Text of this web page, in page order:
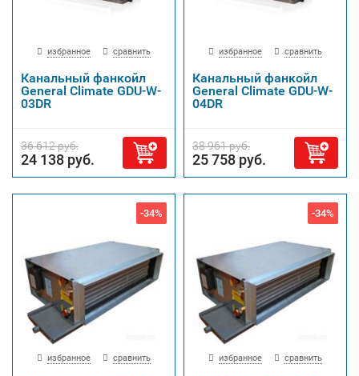
избранное сравнить
Канальный фанкойл
General Climate GDU-W-
03DR
36 612 руб.
24 138 руб.
избранное сравнить
Канальный фанкойл
General Climate GDU-W-
04DR
38 961 руб.
25 758 руб.
-34%
избранное сравнить
-34%
избранное сравнить